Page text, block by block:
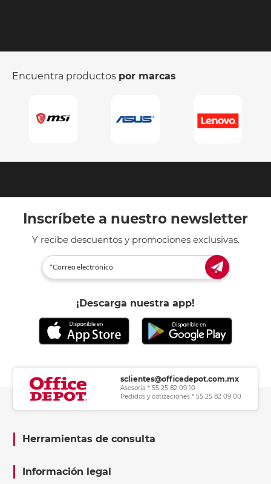
Encuentra productos por marcas
Inscríbete a nuestro newsletter
Y recibe descuentos y promociones exclusivas.
¡Descarga nuestra app!
sclientes@officedepot.com.mx
Asesoría * 55 25 82 09 10
Pedidos y cotizaciones * 55 25 82 09 00
Herramientas de consulta
Información legal